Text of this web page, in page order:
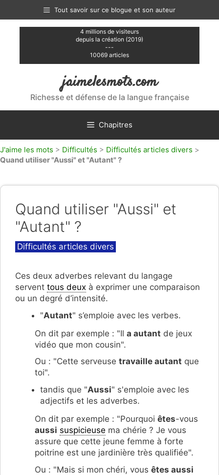
contenu
Tout savoir sur ce blogue et son auteur
4 millions de visiteurs
depuis la création (2019)
---
10069 articles
jaimelesmots.com
Richesse et défense de la langue française
Chapitres
J'aime les mots > Difficultés > Difficultés articles divers >
Quand utiliser "Aussi" et "Autant" ?
Quand utiliser "Aussi" et
"Autant" ?
Catégories
Difficultés articles divers
Ces deux adverbes relevant du langage
servent tous deux à exprimer une comparaison
ou un degré d’intensité.
"Autant" s’emploie avec les verbes.
On dit par exemple : "Il a autant de jeux
vidéo que mon cousin".
Ou : "Cette serveuse travaille autant que
toi".
tandis que "Aussi" s'emploie avec les
adjectifs et les adverbes.
On dit par exemple : "Pourquoi êtes-vous
aussi suspicieuse ma chérie ? Je vous
assure que cette jeune femme à forte
poitrine est une jardinière très qualifiée".
Ou : "Mais si mon chéri, vous êtes aussi